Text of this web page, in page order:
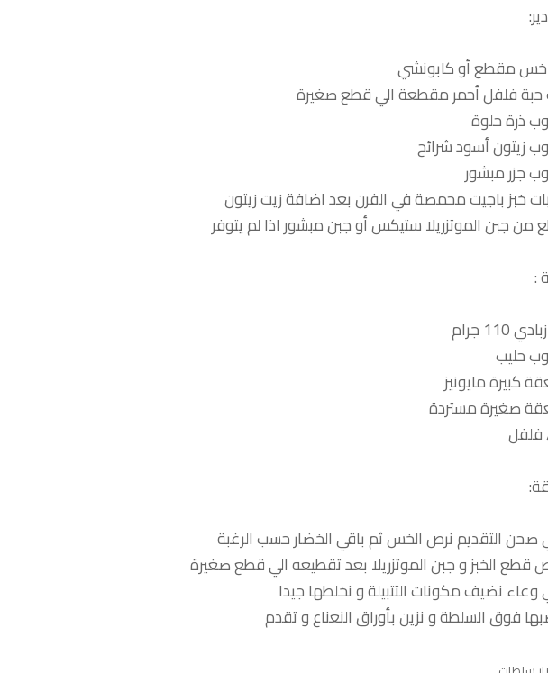
مقطع أو كابونشي
فلفل أحمر مقطعة الي قطع صغيرة
ذرة حلوة
زيتون أسود شرائح
جزر مبشور
خبز باجيت محمصة في الفرن بعد اضافة زيت زيتون
:
جرام
حليب
فلفل